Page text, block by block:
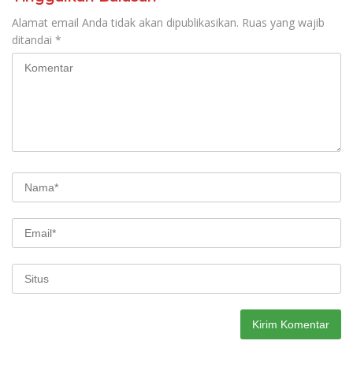
Alamat email Anda tidak akan dipublikasikan. Ruas yang wajib
ditandai *